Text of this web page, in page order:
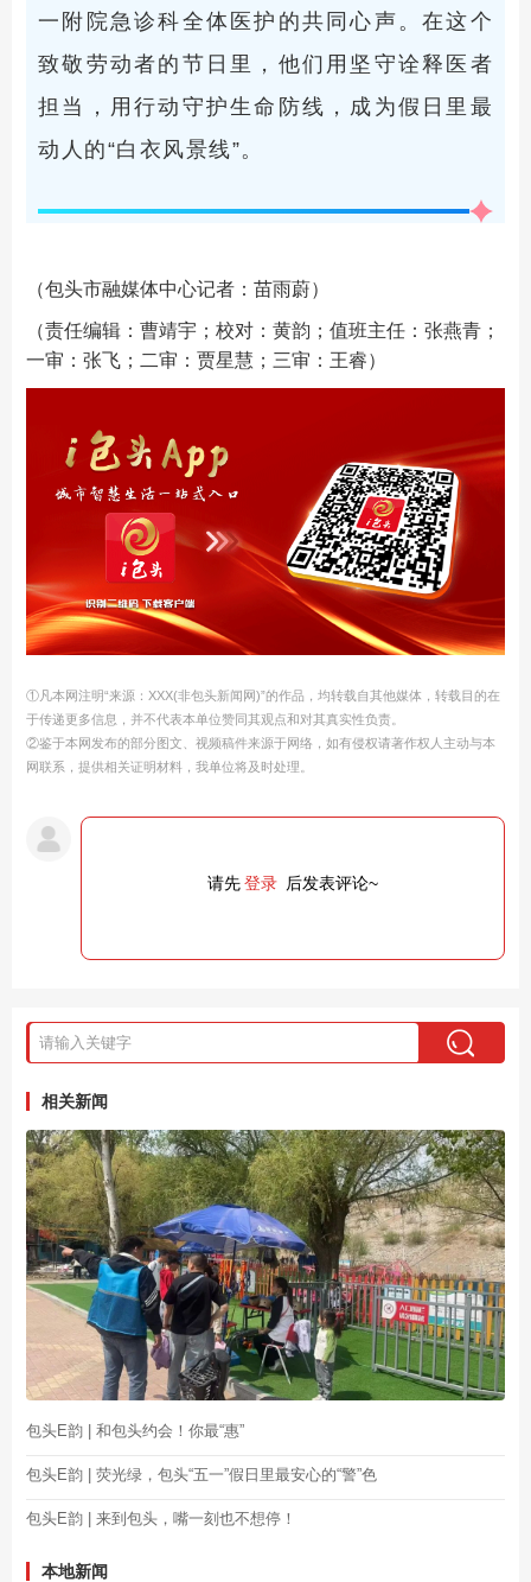
一附院急诊科全体医护的共同心声。在这个
致敬劳动者的节日里，他们用坚守诠释医者
担当，用行动守护生命防线，成为假日里最
动人的“白衣风景线”。
（包头市融媒体中心记者：苗雨蔚）
（责任编辑：曹靖宇；校对：黄韵；值班主任：张燕青；
一审：张飞；二审：贾星慧；三审：王睿）
①凡本网注明“来源：XXX(非包头新闻网)”的作品，均转载自其他媒体，转载目的在
于传递更多信息，并不代表本单位赞同其观点和对其真实性负责。
②鉴于本网发布的部分图文、视频稿件来源于网络，如有侵权请著作权人主动与本
网联系，提供相关证明材料，我单位将及时处理。
请先登录 后发表评论~
相关新闻
包头E韵 | 和包头约会！你最“惠”
包头E韵 | 荧光绿，包头“五一”假日里最安心的“警”色
包头E韵 | 来到包头，嘴一刻也不想停！
本地新闻